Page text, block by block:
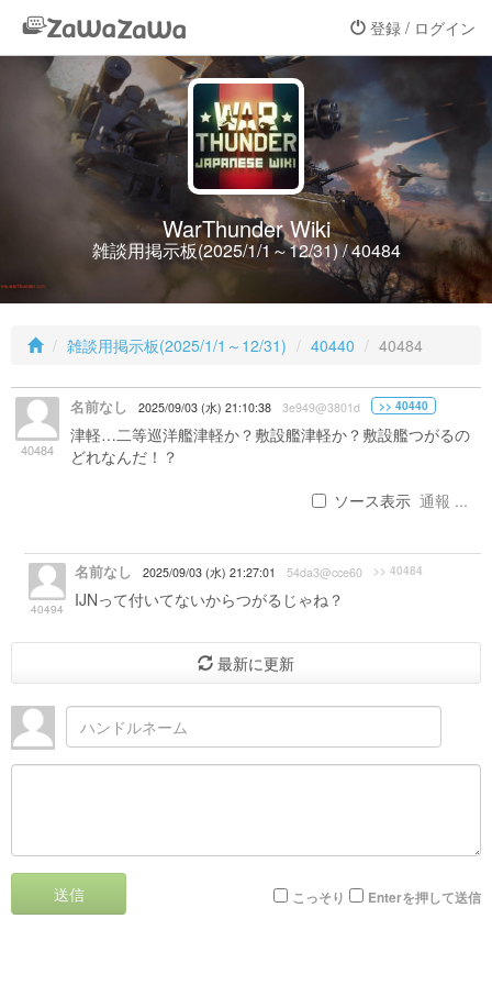
登録 / ログイン
WarThunder Wiki
雑談用掲示板(2025/1/1～12/31) / 40484
雑談用掲示板(2025/1/1～12/31) 40440 40484
40484
名前なし 2025/09/03 (水) 21:10:38 3e949@3801d >> 40440
津軽…二等巡洋艦津軽か？敷設艦津軽か？敷設艦つがるの
どれなんだ！？
ソース表示 通報 ...
40494
名前なし 2025/09/03 (水) 21:27:01 54da3@cce60 >> 40484
IJNって付いてないからつがるじゃね？
最新に更新
送信 こっそり Enterを押して送信